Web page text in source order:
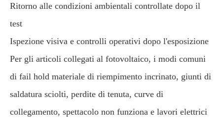
Ritorno alle condizioni ambientali controllate dopo il
test
Ispezione visiva e controlli operativi dopo l'esposizione
Per gli articoli collegati al fotovoltaico, i modi comuni
di fail hold materiale di riempimento incrinato, giunti di
saldatura sciolti, perdite di tenuta, curve di
collegamento, spettacolo non funziona e lavori elettrici